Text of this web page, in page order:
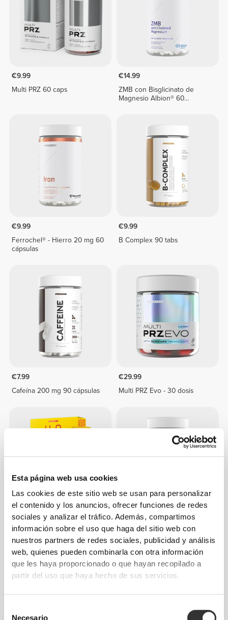
Esta página web usa cookies
Las cookies de este sitio web se usan para personalizar
el contenido y los anuncios, ofrecer funciones de redes
sociales y analizar el tráfico. Además, compartimos
información sobre el uso que haga del sitio web con
nuestros partners de redes sociales, publicidad y análisis
web, quienes pueden combinarla con otra información
que les haya proporcionado o que hayan recopilado a
partir del uso que haya hecho de sus servicios.
Necesario
€9.99
Multi PRZ 60 caps
€14.99
ZMB con Bisglicinato de
Magnesio Albion® 60
€9.99
Ferrochel® - Hierro 20 mg 60
cápsulas
€9.99
B Complex 90 tabs
€7.99
Cafeína 200 mg 90 cápsulas
€29.99
Multi PRZ Evo - 30 dosis
€4.49 €4.99
10%
H2O Energy - 8 sticks
€17.99
ZMA - Zinc, Magnesium and
Vitamin B6 60 veg caps